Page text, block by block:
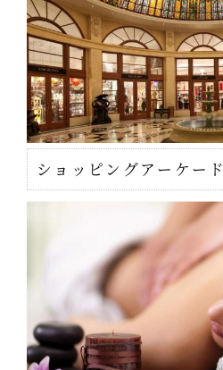
ショッピングアーケード